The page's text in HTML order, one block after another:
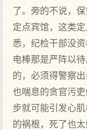
了。旁的不说，
定点宾馆，这类
悉，纪检干部没
电棒那是严阵以
的，必须得警察
也喘息的贪官污
步就可能引发心
的祸根，死了也